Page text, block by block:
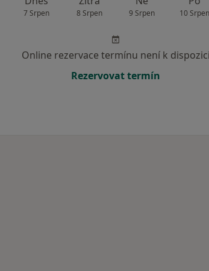
7 Srpen 8 Srpen 9 Srpen 10 Srpen
Online rezervace termínu není k dispozici
Rezervovat termín